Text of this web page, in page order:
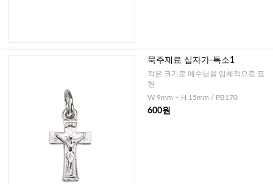
묵주재료 십자가-특소1
작은 크기로 예수님을 입체적으로 표
현
W 9mm + H 15mm / PB170
600원